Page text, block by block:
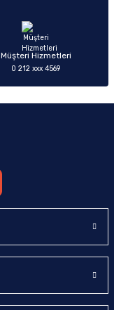
Müşteri Hizmetleri
0 212 xxx 4569